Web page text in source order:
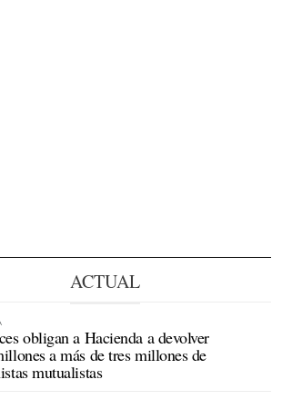
ACTUAL
obligan a Hacienda a devolver
a más de tres millones de
mutualistas